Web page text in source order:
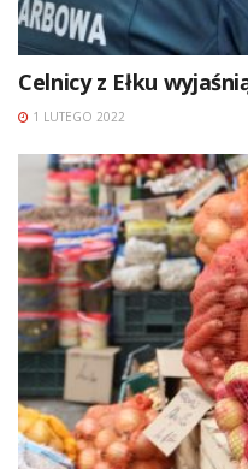
Celnicy z Ełku
1 LUTEGO 2022